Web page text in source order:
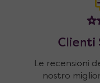
Clienti
Le recensioni
nostro